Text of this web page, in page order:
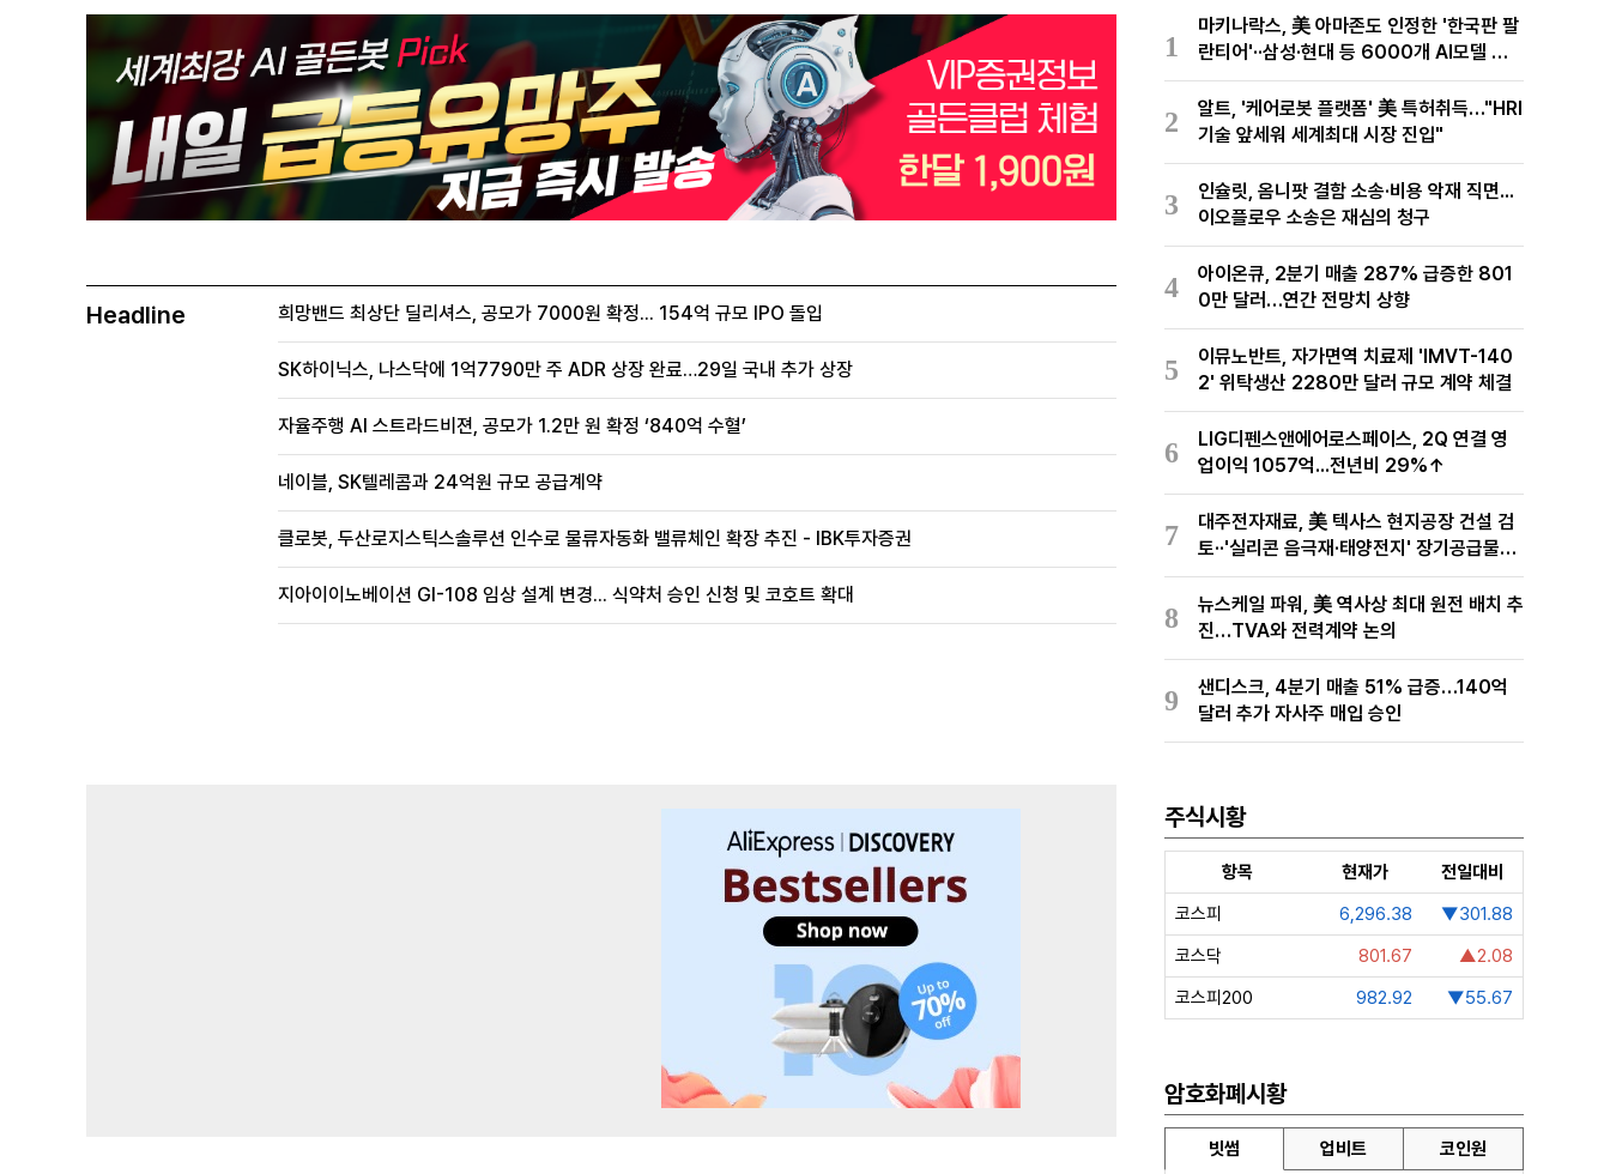
Headline 희망밴드 최상단 딜리셔스, 공모가 7000원 확정... 154억 규모 IPO 돌입
SK하이닉스, 나스닥에 1억7790만 주 ADR 상장 완료…29일 국내 추가 상장
자율주행 AI 스트라드비젼, 공모가 1.2만 원 확정 ‘840억 수혈’
네이블, SK텔레콤과 24억원 규모 공급계약
클로봇, 두산로지스틱스솔루션 인수로 물류자동화 밸류체인 확장 추진 - IBK투자증권
지아이이노베이션 GI-108 임상 설계 변경... 식약처 승인 신청 및 코호트 확대
1
마키나락스, 美 아마존도 인정한 '한국판 팔
란티어'··삼성·현대 등 6000개 AI모델 현
장적용
2
알트, '케어로봇 플랫폼' 美 특허취득…"HRI
기술 앞세워 세계최대 시장 진입"
3
인슐릿, 옴니팟 결함 소송·비용 악재 직면...
이오플로우 소송은 재심의 청구
4
아이온큐, 2분기 매출 287% 급증한 801
0만 달러…연간 전망치 상향
5
이뮤노반트, 자가면역 치료제 'IMVT-140
2' 위탁생산 2280만 달러 규모 계약 체결
6
LIG디펜스앤에어로스페이스, 2Q 연결 영
업이익 1057억...전년비 29%↑
7
대주전자재료, 美 텍사스 현지공장 건설 검
토··'실리콘 음극재·태양전지' 장기공급물량
확보 준비
8
뉴스케일 파워, 美 역사상 최대 원전 배치 추
진…TVA와 전력계약 논의
9
샌디스크, 4분기 매출 51% 급증…140억
달러 추가 자사주 매입 승인
주식시황
항목 현재가
전일대비
코스피
6,296.38
▼301.88
코스닥
801.67
▲2.08
코스피200
982.92 ▼55.67
암호화폐시황
빗썸 업비트 코인원